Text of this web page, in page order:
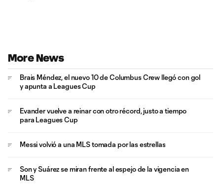
More News
Brais Méndez, el nuevo 10 de Columbus Crew llegó con gol
y apunta a Leagues Cup
Evander vuelve a reinar con otro récord, justo a tiempo
para Leagues Cup
Messi volvió a una MLS tomada por las estrellas
Son y Suárez se miran frente al espejo de la vigencia en
MLS